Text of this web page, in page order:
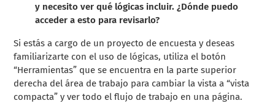
y necesito ver qué lógicas incluir. ¿Dónde puedo
acceder a esto para revisarlo?
Si estás a cargo de un proyecto de encuesta y deseas
familiarizarte con el uso de lógicas, utiliza el botón
“Herramientas” que se encuentra en la parte superior
derecha del área de trabajo para cambiar la vista a “vista
compacta” y ver todo el flujo de trabajo en una página.